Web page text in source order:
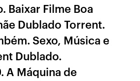
Baixar Filme Boa
Dublado Torrent.
Sexo, Música e
Dublado.
A Máquina de